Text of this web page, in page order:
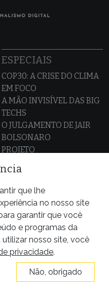
ESPECIAIS
COP30: A CRISE DO CLIMA
EM FOCO
A MÃO INVISÍVEL DAS BIG
TECHS
O JULGAMENTO DE JAIR
BOLSONARO
PROJETO
DITADURA: 60 ANOS DO
GOLPE
CASO SAMUEL KLEIN
AMAZÔNIA SEM LEI
MAPA DOS CONFLITOS
POR TRÁS DO ALIMENTO
VAZA JATO
que lhe
no nosso site
garantir que você
e programas da
nosso site, você
privacidade.
Não, obrigado